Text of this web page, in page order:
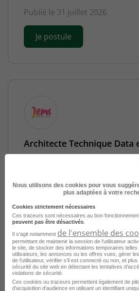
Publié le 31 juillet 2026
Je postule
Architecte Technique Data
Publié le 30 juillet 2026
Je postule
Nous utilisons des cookies pour vous
plus adaptées à votre
Cookies strictement nécessaires
Ces traceurs sont nécessaires au bon
peuvent pas être désactivés
Il s'agit notamment de l'ensemble des
permettant de maintenir la session de l'utilisateur
le site, de stocker des informations temporaires
utilisateurs, les annonces ou les offres vues, gérer
de l'utilisateur, vérifier s'il est connecté ou non, et
sécurité du site web en détectant les tentatives
violations de sécurité.
Ces cookies ou traceurs permettent également de
d'acquisition d'audience en utilisant un identifiant